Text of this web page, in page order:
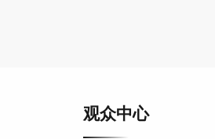
观众中心